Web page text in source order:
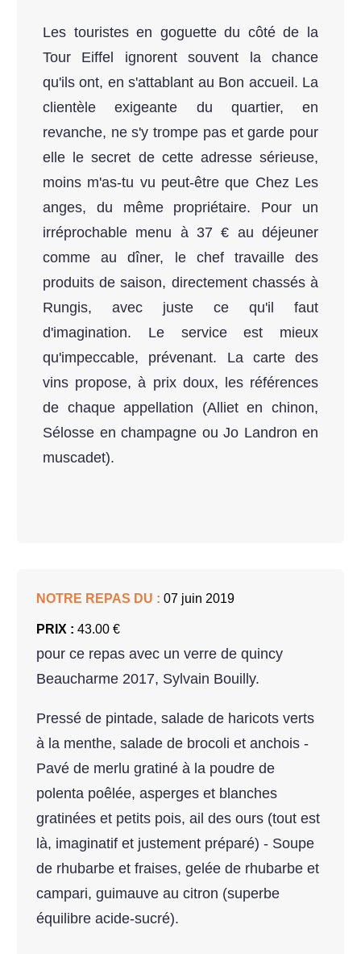
Les touristes en goguette du côté de la
Tour Eiffel ignorent souvent la chance
qu'ils ont, en s'attablant au Bon accueil. La
clientèle exigeante du quartier, en
revanche, ne s'y trompe pas et garde pour
elle le secret de cette adresse sérieuse,
moins m'as-tu vu peut-être que Chez Les
anges, du même propriétaire. Pour un
irréprochable menu à 37 € au déjeuner
comme au dîner, le chef travaille des
produits de saison, directement chassés à
Rungis, avec juste ce qu'il faut
d'imagination. Le service est mieux
qu'impeccable, prévenant. La carte des
vins propose, à prix doux, les références
de chaque appellation (Alliet en chinon,
Sélosse en champagne ou Jo Landron en
muscadet).
NOTRE REPAS DU : 07 juin 2019
PRIX : 43.00 €
pour ce repas avec un verre de quincy
Beaucharme 2017, Sylvain Bouilly.
Pressé de pintade, salade de haricots verts
à la menthe, salade de brocoli et anchois -
Pavé de merlu gratiné à la poudre de
polenta poêlée, asperges et blanches
gratinées et petits pois, ail des ours (tout est
là, imaginatif et justement préparé) - Soupe
de rhubarbe et fraises, gelée de rhubarbe et
campari, guimauve au citron (superbe
équilibre acide-sucré).